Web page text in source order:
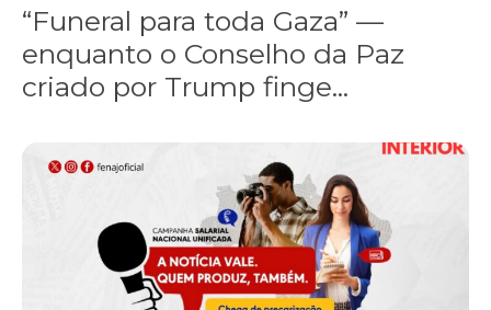
“Funeral para toda Gaza” —
enquanto o Conselho da Paz
criado por Trump finge...
Assinada nova CCT de jornais e revistas do interior